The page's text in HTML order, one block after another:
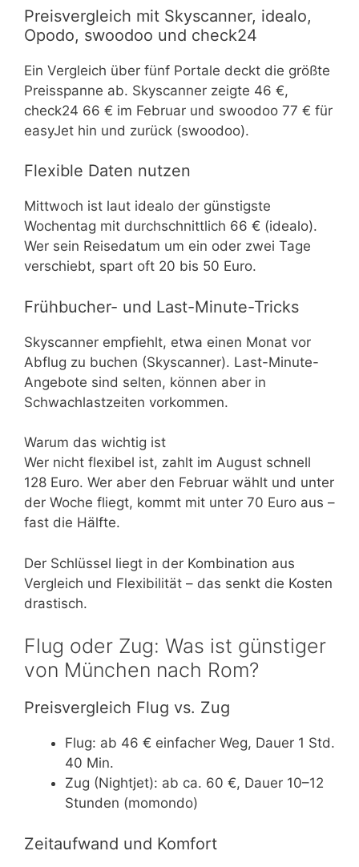
Preisvergleich mit Skyscanner, idealo,
Opodo, swoodoo und check24
Ein Vergleich über fünf Portale deckt die größte
Preisspanne ab. Skyscanner zeigte 46 €,
check24 66 € im Februar und swoodoo 77 € für
easyJet hin und zurück (swoodoo).
Flexible Daten nutzen
Mittwoch ist laut idealo der günstigste
Wochentag mit durchschnittlich 66 € (idealo).
Wer sein Reisedatum um ein oder zwei Tage
verschiebt, spart oft 20 bis 50 Euro.
Frühbucher- und Last-Minute-Tricks
Skyscanner empfiehlt, etwa einen Monat vor
Abflug zu buchen (Skyscanner). Last-Minute-
Angebote sind selten, können aber in
Schwachlastzeiten vorkommen.
Warum das wichtig ist
Wer nicht flexibel ist, zahlt im August schnell
128 Euro. Wer aber den Februar wählt und unter
der Woche fliegt, kommt mit unter 70 Euro aus –
fast die Hälfte.
Der Schlüssel liegt in der Kombination aus
Vergleich und Flexibilität – das senkt die Kosten
drastisch.
Flug oder Zug: Was ist günstiger
von München nach Rom?
Preisvergleich Flug vs. Zug
Flug: ab 46 € einfacher Weg, Dauer 1 Std.
40 Min.
Zug (Nightjet): ab ca. 60 €, Dauer 10–12
Stunden (momondo)
Zeitaufwand und Komfort